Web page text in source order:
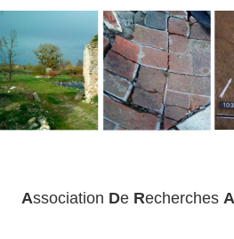
Association De Recherches A